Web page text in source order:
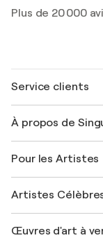
Plus de 20 000
Service clients
Expédition
Offrir une carte
Rejoignez notre
Mon compte
+33 1 76 44 06
À propos de
FAQ
Magazine
Emplois
Découvrez une
Pour les Artistes
Se connecter en
Artistes
Marc Chagall
Œuvres d'art à